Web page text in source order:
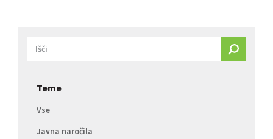
Teme
Vse
Javna naročila